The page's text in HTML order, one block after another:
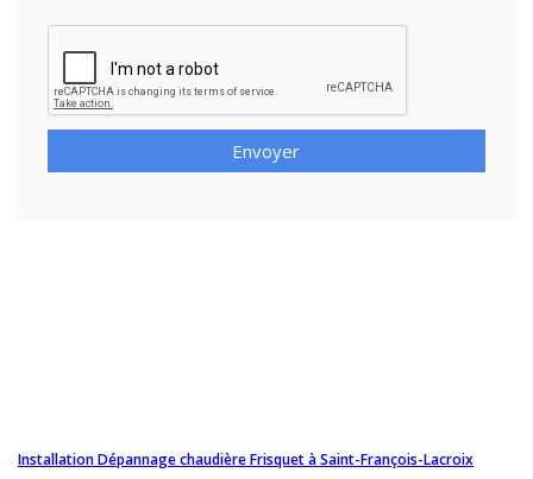
Envoyer
Installation Dépannage chaudière Frisquet à Saint-François-Lacroix